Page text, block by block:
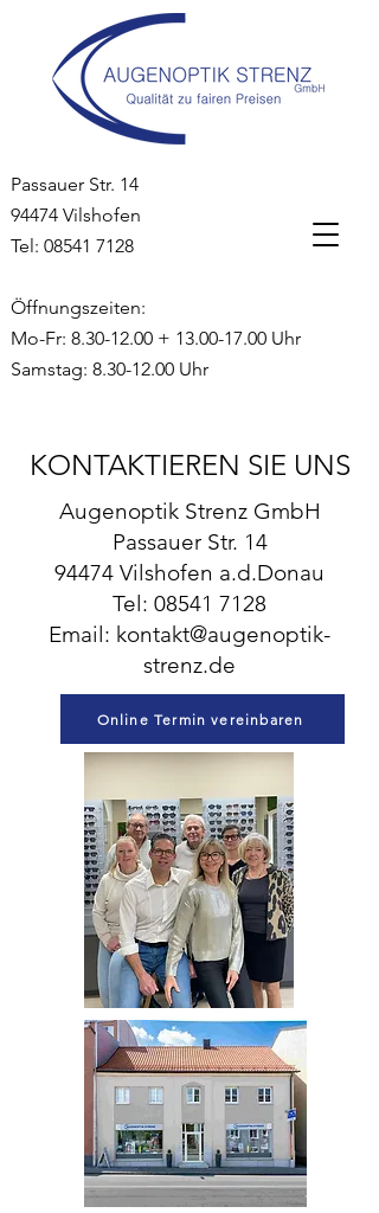
Passauer Str. 14
94474 Vilshofen
Tel: 08541 7128
Öffnungszeiten:
Mo-Fr: 8.30-12.00 + 13.00-17.00 Uhr
Samstag: 8.30-12.00 Uhr
KONTAKTIEREN SIE UNS
Augenoptik Strenz GmbH
Passauer Str. 14
94474 Vilshofen a.d.Donau
Tel: 08541 7128
Email: kontakt@augenoptik-
strenz.de
Online Termin vereinbaren